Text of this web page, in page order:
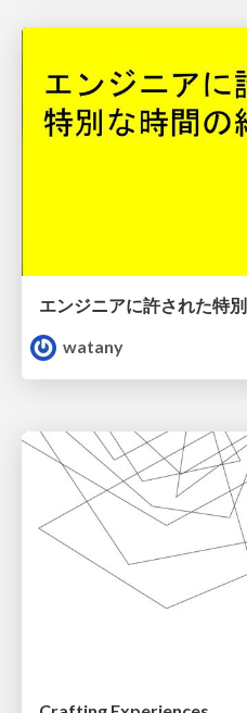
エンジニアに許された特
watany